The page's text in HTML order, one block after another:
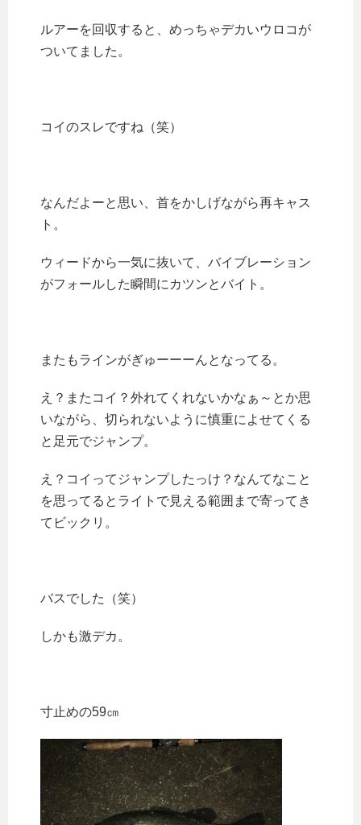
ルアーを回収すると、めっちゃデカいウロコが
ついてました。
コイのスレですね（笑）
なんだよーと思い、首をかしげながら再キャス
ト。
ウィードから一気に抜いて、バイブレーション
がフォールした瞬間にカツンとバイト。
またもラインがぎゅーーーんとなってる。
え？またコイ？外れてくれないかなぁ～とか思
いながら、切られないように慎重によせてくる
と足元でジャンプ。
え？コイってジャンプしたっけ？なんてなこと
を思ってるとライトで見える範囲まで寄ってき
てビックリ。
バスでした（笑）
しかも激デカ。
寸止めの59㎝